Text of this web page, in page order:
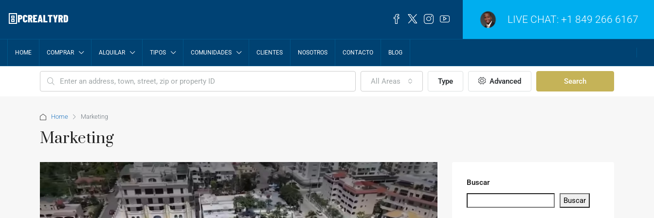
LIVE CHAT: +1 849 266 6167
HOME COMPRAR ALQUILAR TIPOS COMUNIDADES CLIENTES NOSOTROS CONTACTO BLOG
All Areas Type Advanced Search
Home Marketing
Marketing
Buscar
Buscar